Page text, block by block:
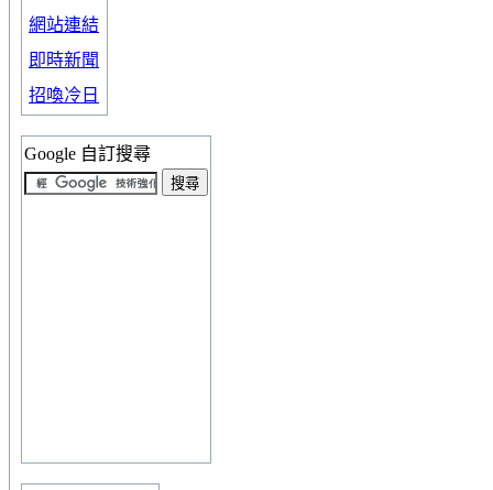
網站連結
即時新聞
招喚冷日
Google 自訂搜尋